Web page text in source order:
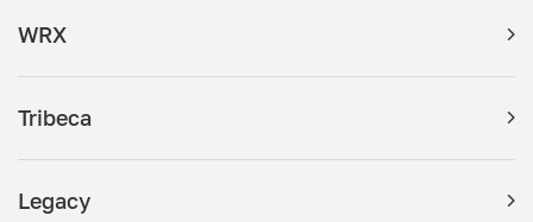
WRX
Tribeca
Legacy